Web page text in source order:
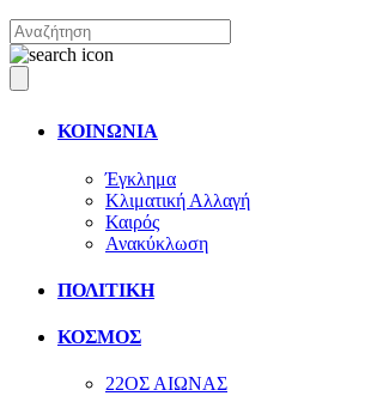
ΚΟΙΝΩΝΙΑ
Έγκλημα
Κλιματική Αλλαγή
Καιρός
Ανακύκλωση
ΠΟΛΙΤΙΚΗ
ΚΟΣΜΟΣ
22ΟΣ ΑΙΩΝΑΣ